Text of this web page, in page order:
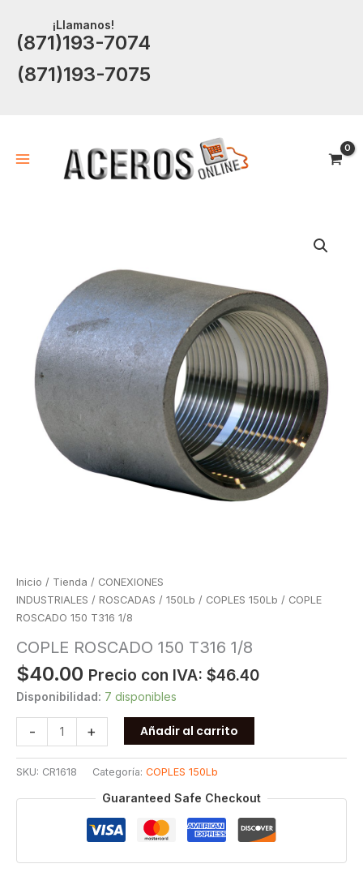
contenido
¡Llamanos!
(871)193-7074
(871)193-7075
Inicio / Tienda / CONEXIONES
INDUSTRIALES / ROSCADAS / 150Lb / COPLES 150Lb / COPLE
ROSCADO 150 T316 1/8
COPLE ROSCADO 150 T316 1/8
$40.00 Precio con IVA: $46.40
Disponibilidad: 7 disponibles
-
ROSCADO
150
T316
1/8
+ Añadir al carrito
SKU: CR1618 Categoría: COPLES 150Lb
Guaranteed Safe Checkout